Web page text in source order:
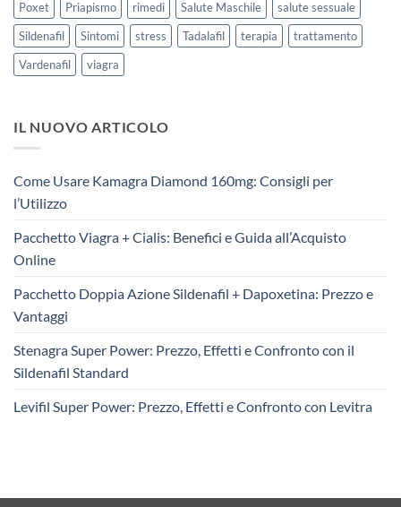
Poxet
Priapismo rimedi Salute Maschile
salute sessuale
Sildenafil
Sintomi stress Tadalafil terapia
trattamento
Vardenafil
viagra
IL NUOVO ARTICOLO
Come Usare Kamagra Diamond 160mg: Consigli per
l’Utilizzo
Pacchetto Viagra + Cialis: Benefici e Guida all’Acquisto
Online
Pacchetto Doppia Azione Sildenafil + Dapoxetina: Prezzo e
Vantaggi
Stenagra Super Power: Prezzo, Effetti e Confronto con il
Sildenafil Standard
Levifil Super Power: Prezzo, Effetti e Confronto con Levitra